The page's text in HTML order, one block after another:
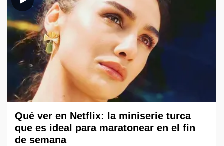
Qué ver en Netflix: la miniserie turca
que es ideal para maratonear en el fin
de semana